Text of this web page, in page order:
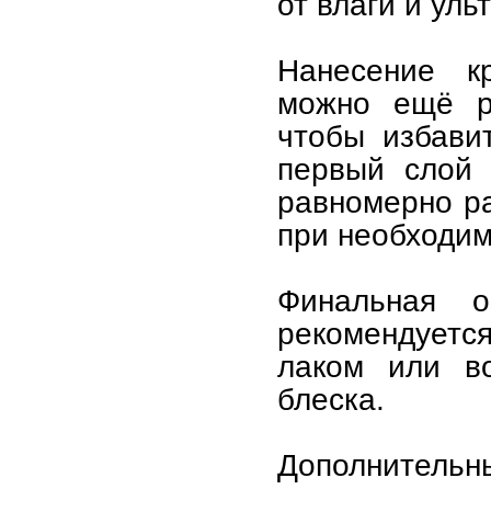
Нанесение
можно ещё
чтобы
первый слой
равномерно
при
Финальная
лаком или
блеска.